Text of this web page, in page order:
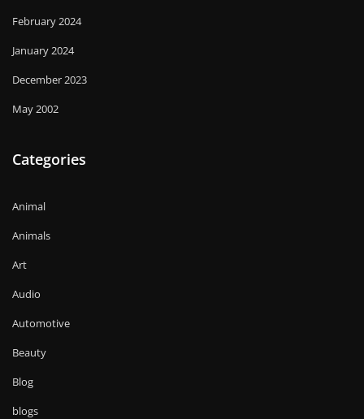
February 2024
January 2024
December 2023
May 2002
Categories
Animal
Animals
Art
Audio
Automotive
Beauty
Blog
blogs